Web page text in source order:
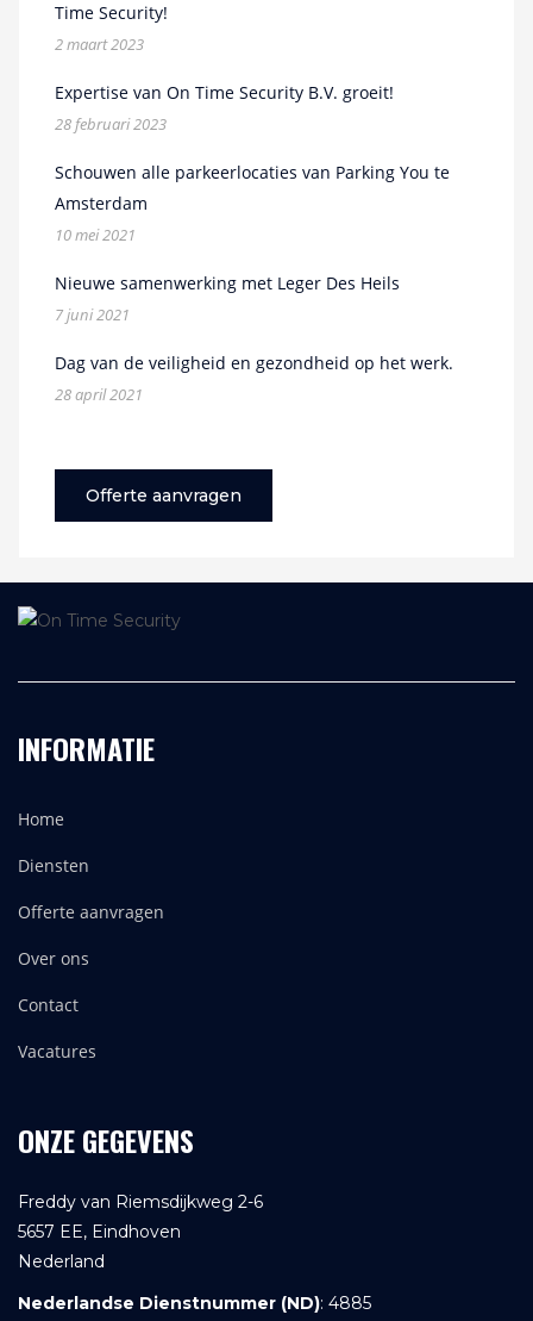
Time Security!
2 maart 2023
Expertise van On Time Security B.V. groeit!
28 februari 2023
Schouwen alle parkeerlocaties van Parking You te
Amsterdam
10 mei 2021
Nieuwe samenwerking met Leger Des Heils
7 juni 2021
Dag van de veiligheid en gezondheid op het werk.
28 april 2021
Offerte aanvragen
INFORMATIE
Home
Diensten
Offerte aanvragen
Over ons
Contact
Vacatures
ONZE GEGEVENS
Freddy van Riemsdijkweg 2-6
5657 EE, Eindhoven
Nederland
Nederlandse Dienstnummer (ND): 4885